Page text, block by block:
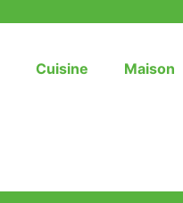
Cuisine Maison